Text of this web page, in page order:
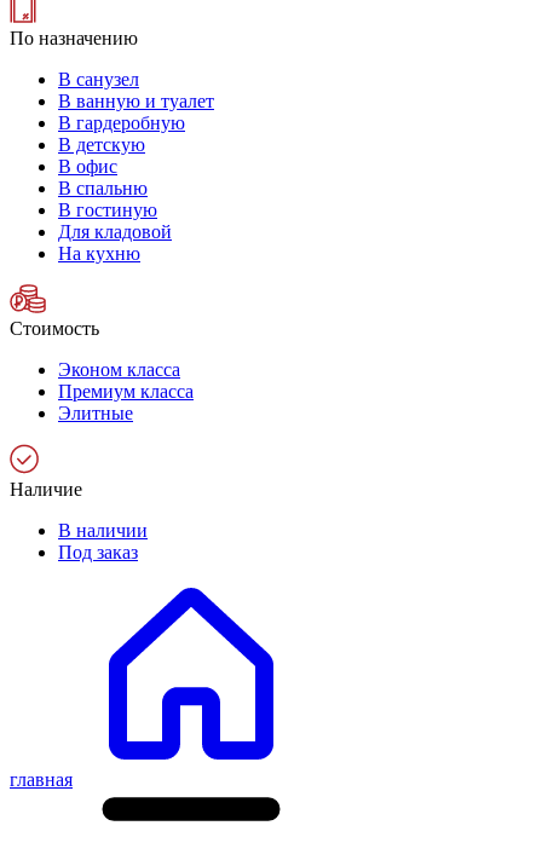
По назначению
В санузел
В ванную и туалет
В гардеробную
В детскую
В офис
В спальню
В гостиную
Для кладовой
На кухню
Стоимость
Эконом класса
Премиум класса
Элитные
Наличие
В наличии
Под заказ
главная